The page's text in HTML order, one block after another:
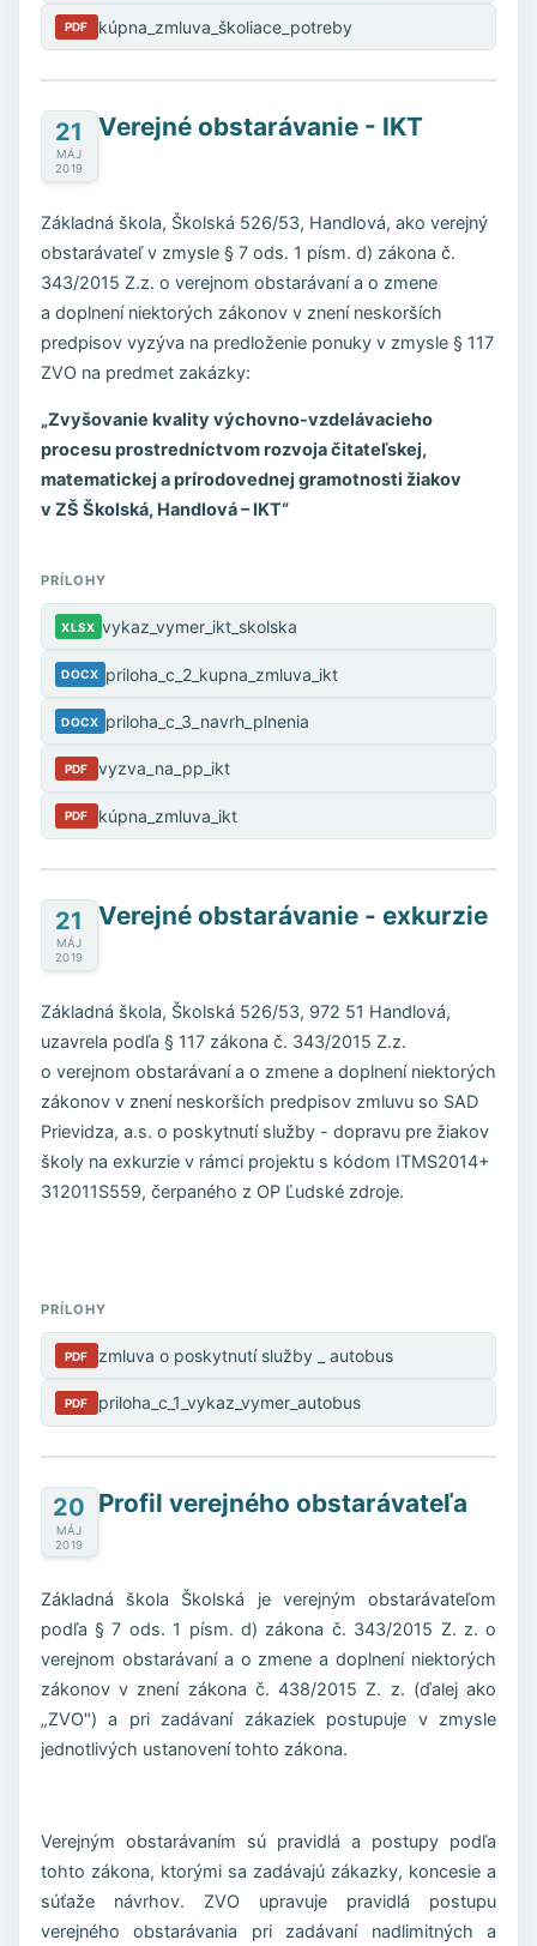
PDF kúpna_zmluva_školiace_potreby
21
MÁJ
2019
Verejné obstarávanie - IKT
Základná škola, Školská 526/53, Handlová, ako verejný
obstarávateľ v zmysle § 7 ods. 1 písm. d) zákona č.
343/2015 Z.z. o verejnom obstarávaní a o zmene
a doplnení niektorých zákonov v znení neskorších
predpisov vyzýva na predloženie ponuky v zmysle § 117
ZVO na predmet zakázky:
„Zvyšovanie kvality výchovno-vzdelávacieho
procesu prostredníctvom rozvoja čitateľskej,
matematickej a prírodovednej gramotnosti žiakov
v ZŠ Školská, Handlová – IKT“
PRÍLOHY
XLSX vykaz_vymer_ikt_skolska
DOCX priloha_c_2_kupna_zmluva_ikt
DOCX priloha_c_3_navrh_plnenia
PDF vyzva_na_pp_ikt
PDF kúpna_zmluva_ikt
21
MÁJ
2019
Verejné obstarávanie - exkurzie
Základná škola, Školská 526/53, 972 51 Handlová,
uzavrela podľa § 117 zákona č. 343/2015 Z.z.
o verejnom obstarávaní a o zmene a doplnení niektorých
zákonov v znení neskorších predpisov zmluvu so SAD
Prievidza, a.s. o poskytnutí služby - dopravu pre žiakov
školy na exkurzie v rámci projektu s kódom ITMS2014+
312011S559, čerpaného z OP Ľudské zdroje.
PRÍLOHY
PDF zmluva o poskytnutí služby _ autobus
PDF priloha_c_1_vykaz_vymer_autobus
20
MÁJ
2019
Profil verejného obstarávateľa
Základná škola Školská je verejným obstarávateľom
podľa § 7 ods. 1 písm. d) zákona č. 343/2015 Z. z. o
verejnom obstarávaní a o zmene a doplnení niektorých
zákonov v znení zákona č. 438/2015 Z. z. (ďalej ako
„ZVO") a pri zadávaní zákaziek postupuje v zmysle
jednotlivých ustanovení tohto zákona.
Verejným obstarávaním sú pravidlá a postupy podľa
tohto zákona, ktorými sa zadávajú zákazky, koncesie a
súťaže návrhov. ZVO upravuje pravidlá postupu
verejného obstarávania pri zadávaní nadlimitných a